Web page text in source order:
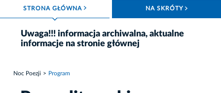
STRONA GŁÓWNA ROZWIŃ MENU NA SKRÓTY
Uwaga!!! informacja archiwalna, aktualne
informacje na stronie głównej
Noc Poezji Program